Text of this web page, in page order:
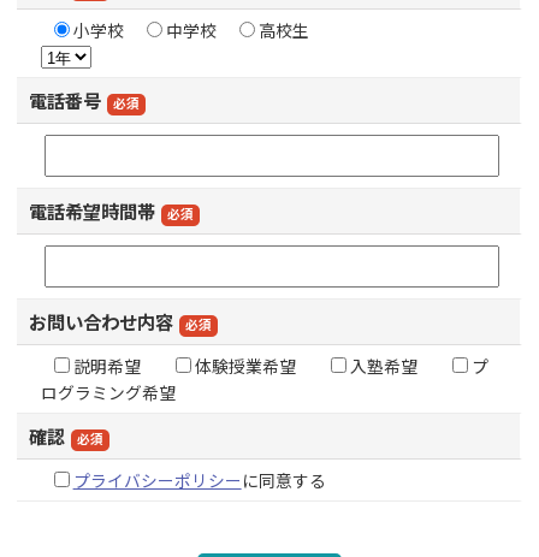
小学校 中学校 高校生
電話番号 必須
電話希望時間帯 必須
お問い合わせ内容 必須
説明希望 体験授業希望 入塾希望
プ
ログラミング希望
確認 必須
プライバシーポリシー に同意する